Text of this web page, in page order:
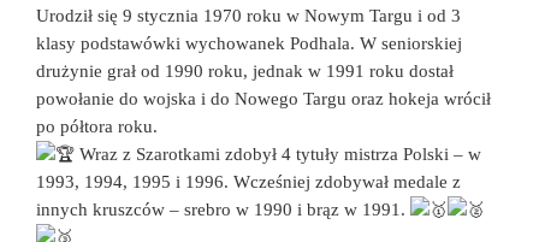
Urodził się 9 stycznia 1970 roku w Nowym Targu i od 3
klasy podstawówki wychowanek Podhala. W seniorskiej
drużynie grał od 1990 roku, jednak w 1991 roku dostał
powołanie do wojska i do Nowego Targu oraz hokeja wrócił
po półtora roku.
Wraz z Szarotkami zdobył 4 tytuły mistrza Polski – w
1993, 1994, 1995 i 1996. Wcześniej zdobywał medale z
innych kruszców – srebro w 1990 i brąz w 1991.